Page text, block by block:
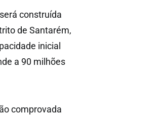
construída
de Santarém,
inicial
a 90 milhões
comprovada